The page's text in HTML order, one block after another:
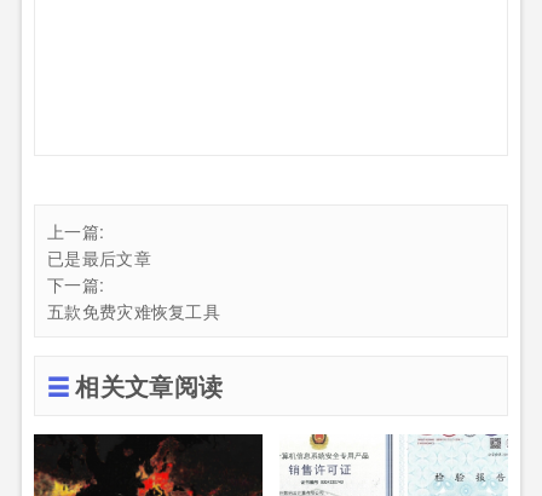
上一篇:
已是最后文章
下一篇:
五款免费灾难恢复工具
相关文章阅读